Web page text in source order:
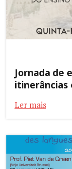
Jornada de
itinerâncias
Ler mais